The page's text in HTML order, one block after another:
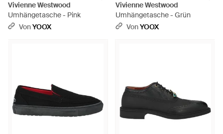
Vivienne Westwood
Umhängetasche - Pink
VonYOOX
Vivienne Westwood
Umhängetasche - Grün
VonYOOX